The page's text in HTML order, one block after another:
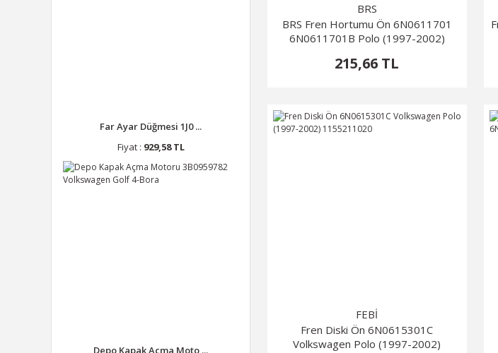
Far Ayar Düğmesi 1J0 ...
Fiyat : 929,58 TL
Depo Kapak Açma Moto ...
BRS
BRS Fren Hortumu Ön 6N0611701
6N0611701B Polo (1997-2002)
215,66 TL
FEBİ
Fren Diski Ön 6N0615301C
Volkswagen Polo (1997-2002)